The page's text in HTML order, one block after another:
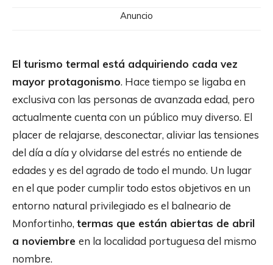
Anuncio
El turismo termal está adquiriendo cada vez
mayor protagonismo. Hace tiempo se ligaba en
exclusiva con las personas de avanzada edad, pero
actualmente cuenta con un público muy diverso. El
placer de relajarse, desconectar, aliviar las tensiones
del día a día y olvidarse del estrés no entiende de
edades y es del agrado de todo el mundo. Un lugar
en el que poder cumplir todo estos objetivos en un
entorno natural privilegiado es el balneario de
Monfortinho, termas que están abiertas de abril
a noviembre en la localidad portuguesa del mismo
nombre.